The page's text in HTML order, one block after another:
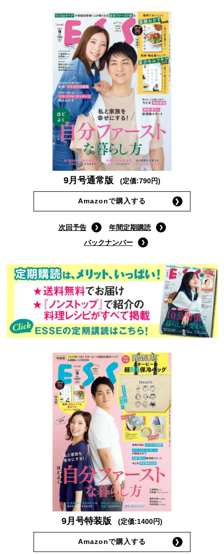
9月号通常版 (定価:790円)
Amazonで購入する
次回予告
年間定期購読
バックナンバー
9月号特装版 (定価:1400円)
Amazonで購入する